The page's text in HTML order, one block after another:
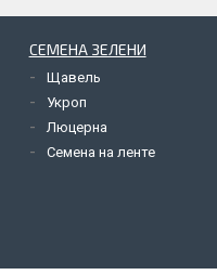
СЕМЕНА ЗЕЛЕНИ
Щавель
Укроп
Люцерна
Семена на ленте